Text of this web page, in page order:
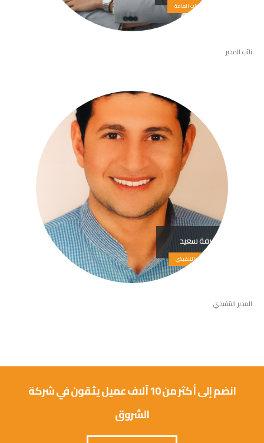
العلاقات العامة
نائب المدير
عرفة سعيد
المدير التنفيذي
المدير التنفيذي
انضم إلى أكثر من 10 آلاف عميل يثقون في شركة
الشروق